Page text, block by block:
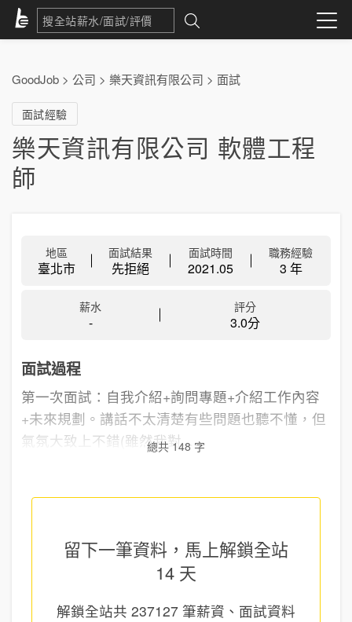
GoodJob > 公司 > 樂天資訊有限公司 > 面試
面試經驗
樂天資訊有限公司 軟體工程
師
地區
臺北市
面試結果
先拒絕
面試時間
2021.05
職務經驗
3 年
薪水
-
評分
3.0分
面試過程
第一次面試：自我介紹+詢問專題+介紹工作內容
+未來規劃。講話不太清楚有些問題也聽不懂，但
氣氛大致上不錯(雖然我對...
總共 148 字
留下一筆資料，馬上解鎖全站
14 天
解鎖全站共 237127 筆薪資、面試資料